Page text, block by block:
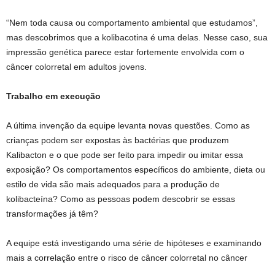
“Nem toda causa ou comportamento ambiental que estudamos”,
mas descobrimos que a kolibacotina é uma delas. Nesse caso, sua
impressão genética parece estar fortemente envolvida com o
câncer colorretal em adultos jovens.
Trabalho em execução
A última invenção da equipe levanta novas questões. Como as
crianças podem ser expostas às bactérias que produzem
Kalibacton e o que pode ser feito para impedir ou imitar essa
exposição? Os comportamentos específicos do ambiente, dieta ou
estilo de vida são mais adequados para a produção de
kolibacteína? Como as pessoas podem descobrir se essas
transformações já têm?
A equipe está investigando uma série de hipóteses e examinando
mais a correlação entre o risco de câncer colorretal no câncer